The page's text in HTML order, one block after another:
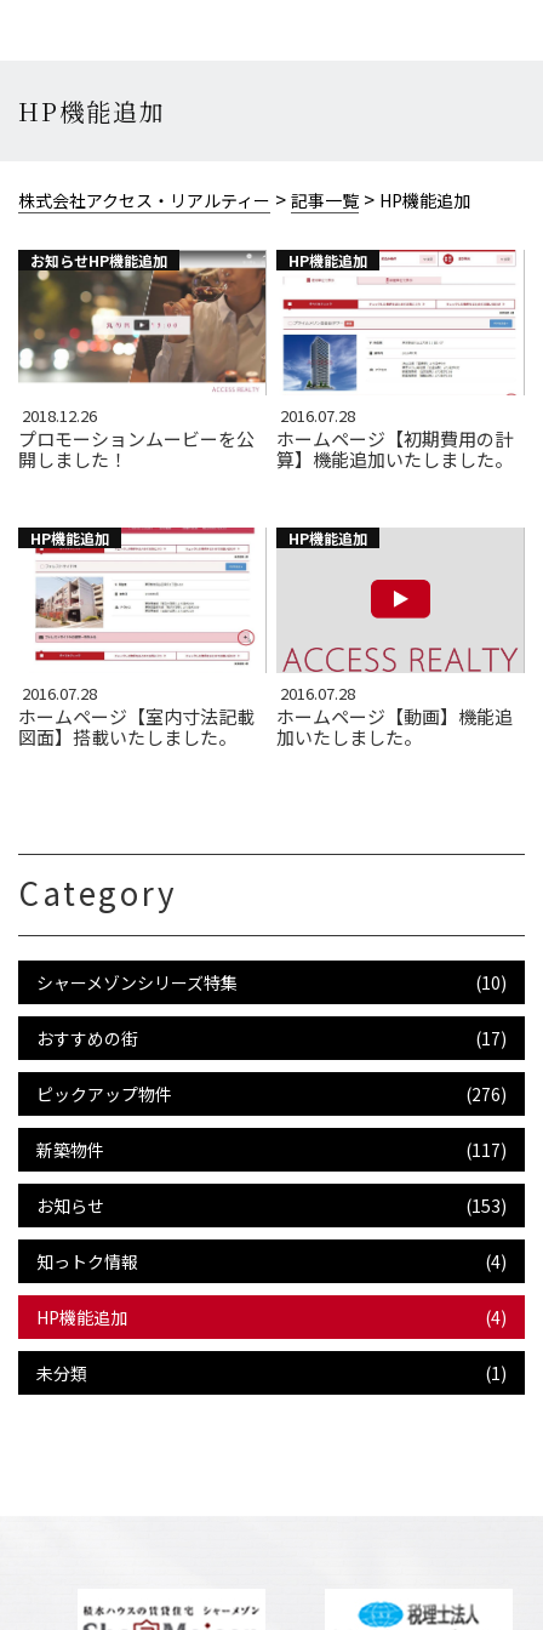
HP機能追加
株式会社アクセス・リアルティー > 記事一覧 > HP機能追加
お知らせHP機能追加
2018.12.26
プロモーションムービーを公
開しました！
HP機能追加
2016.07.28
ホームページ【初期費用の計
算】機能追加いたしました。
HP機能追加
2016.07.28
ホームページ【室内寸法記載
図面】搭載いたしました。
HP機能追加
2016.07.28
ホームページ【動画】機能追
加いたしました。
Category
シャーメゾンシリーズ特集 (10)
おすすめの街 (17)
ピックアップ物件 (276)
新築物件 (117)
お知らせ (153)
知っトク情報 (4)
HP機能追加 (4)
未分類 (1)